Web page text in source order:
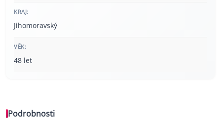
KRAJ:
Jihomoravský
VĚK:
48 let
Podrobnosti